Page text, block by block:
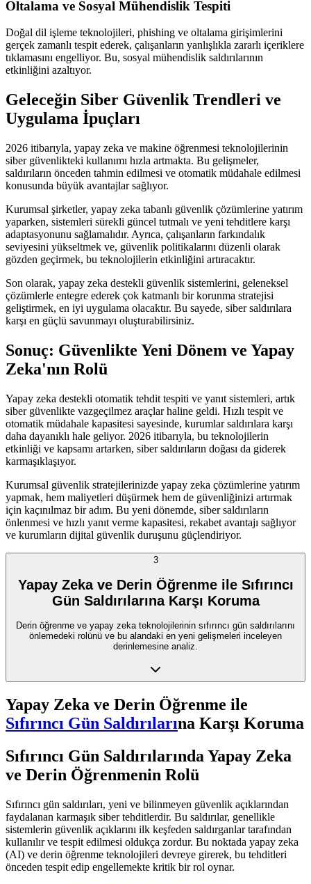
Oltalama ve Sosyal Mühendislik Tespiti
Doğal dil işleme teknolojileri, phishing ve oltalama girişimlerini
gerçek zamanlı tespit ederek, çalışanların yanlışlıkla zararlı içeriklere
tıklamasını engelliyor. Bu, sosyal mühendislik saldırılarının
etkinliğini azaltıyor.
Geleceğin Siber Güvenlik Trendleri ve
Uygulama İpuçları
2026 itibarıyla, yapay zeka ve makine öğrenmesi teknolojilerinin
siber güvenlikteki kullanımı hızla artmakta. Bu gelişmeler,
saldırıların önceden tahmin edilmesi ve otomatik müdahale edilmesi
konusunda büyük avantajlar sağlıyor.
Kurumsal şirketler, yapay zeka tabanlı güvenlik çözümlerine yatırım
yaparken, sistemleri sürekli güncel tutmalı ve yeni tehditlere karşı
adaptasyonunu sağlamalıdır. Ayrıca, çalışanların farkındalık
seviyesini yükseltmek ve, güvenlik politikalarını düzenli olarak
gözden geçirmek, bu teknolojilerin etkinliğini artıracaktır.
Son olarak, yapay zeka destekli güvenlik sistemlerini, geleneksel
çözümlerle entegre ederek çok katmanlı bir korunma stratejisi
geliştirmek, en iyi uygulama olacaktır. Bu sayede, siber saldırılara
karşı en güçlü savunmayı oluşturabilirsiniz.
Sonuç: Güvenlikte Yeni Dönem ve Yapay
Zeka'nın Rolü
Yapay zeka destekli otomatik tehdit tespiti ve yanıt sistemleri, artık
siber güvenlikte vazgeçilmez araçlar haline geldi. Hızlı tespit ve
otomatik müdahale kapasitesi sayesinde, kurumlar saldırılara karşı
daha dayanıklı hale geliyor. 2026 itibarıyla, bu teknolojilerin
etkinliği ve kapsamı artarken, siber saldırıların doğası da giderek
karmaşıklaşıyor.
Kurumsal güvenlik stratejilerinizde yapay zeka çözümlerine yatırım
yapmak, hem maliyetleri düşürmek hem de güvenliğinizi artırmak
için kaçınılmaz bir adım. Bu yeni dönemde, siber saldırıların
önlenmesi ve hızlı yanıt verme kapasitesi, rekabet avantajı sağlıyor
ve kurumların dijital güvenlik duruşunu güçlendiriyor.
3
Yapay Zeka ve Derin Öğrenme ile Sıfırıncı
Gün Saldırılarına Karşı Koruma
Derin öğrenme ve yapay zeka teknolojilerinin sıfırıncı gün saldırılarını
önlemedeki rolünü ve bu alandaki en yeni gelişmeleri inceleyen
derinlemesine analiz.
Yapay Zeka ve Derin Öğrenme ile
Sıfırıncı Gün Saldırılarına Karşı Koruma
Sıfırıncı Gün Saldırılarında Yapay Zeka
ve Derin Öğrenmenin Rolü
Sıfırıncı gün saldırıları, yeni ve bilinmeyen güvenlik açıklarından
faydalanan karmaşık siber tehditlerdir. Bu saldırılar, genellikle
sistemlerin güvenlik açıklarını ilk keşfeden saldırganlar tarafından
kullanılır ve tespit edilmesi oldukça zordur. Bu noktada yapay zeka
(AI) ve derin öğrenme teknolojileri devreye girerek, bu tehditleri
önceden tespit edip engellemekte kritik bir rol oynar.